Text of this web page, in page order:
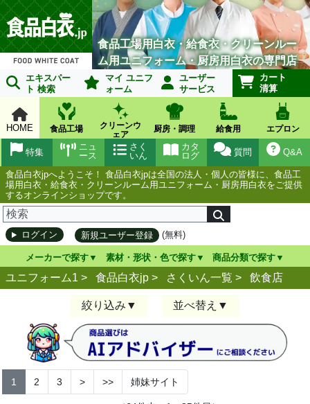
食品工場用白衣・給食衣・クリーンルー
ム用ユニフォーム・厨房用白衣の専門店
エキスパー
ト 検索
マイ ユニフ
ォーム
ユーザー
サービス
カート
清算
HOME 食品工場
クリーンウ
ェア
厨房・調理 給食用 エプロン
Q&A
質問
カタ
ログ
さく
いん
ニュ
ース
特集
食品白衣jpへようこそ！ 食品白衣jpは全国の法人・個人の皆様に、食品工
場用白衣・給食衣・クリーンルーム用ユニフォーム・厨房用白衣をご提供
するオンラインショップです。
ログイン 新規ユーザー登録 (無料)
メーカーで探す 素材・形状・色で探す 商品分類で探す
ユニフォーム1 > 食品白衣jp > さくいん一覧 > 飲食店
絞り込み 並べ替え
1 2 3 > >> 姉妹サイト